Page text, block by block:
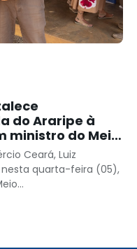
do Araripe à
ministro do Meio
Ceará, Luiz
quarta-feira (05),